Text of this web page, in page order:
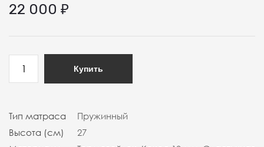
22 000 ₽
Купить
Тип матраса
Пружинный
Высота (см)
27